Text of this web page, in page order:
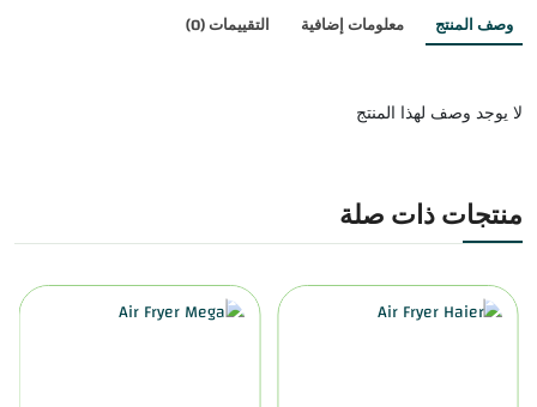
وصف المنتج معلومات إضافية التقييمات (0)
لا يوجد وصف لهذا المنتج
منتجات ذات صلة